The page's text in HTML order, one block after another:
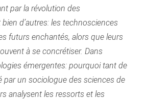
par la révolution des
d’autres: les technosciences
futurs enchantés, alors que leurs
à se concrétiser. Dans
émergentes: pourquoi tant de
par un sociologue des sciences de
analysent les ressorts et les